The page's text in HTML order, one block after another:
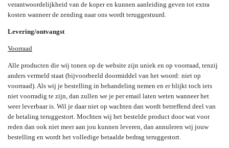
verantwoordelijkheid van de koper en kunnen aanleiding geven tot extra
kosten wanneer de zending naar ons wordt teruggestuurd.
Levering/ontvangst
Voorraad
Alle producten die wij tonen op de website zijn uniek en op voorraad, tenzij
anders vermeld staat (bijvoorbeeld doormiddel van het woord: niet op
voorraad). Als wij je bestelling in behandeling nemen en er blijkt toch iets
niet voorradig te zijn, dan zullen we je per email laten weten wanneer het
weer leverbaar is. Wil je daar niet op wachten dan wordt betreffend deel van
de betaling teruggestort. Mochten wij het bestelde product door wat voor
reden dan ook niet meer aan jou kunnen leveren, dan annuleren wij jouw
bestelling en wordt het volledige betaalde bedrag teruggestort.